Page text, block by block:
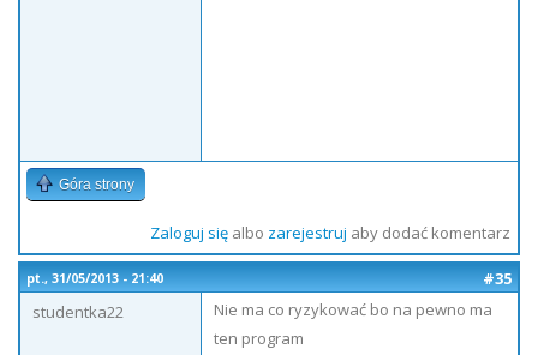
Góra strony
Zaloguj sięalbo zarejestruj aby dodać komentarz
pt., 31/05/2013 - 21:40
#35
studentka22
Nie ma co ryzykować bo na pewno ma
ten program